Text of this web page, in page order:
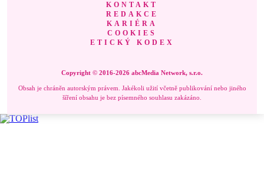
KONTAKT
REDAKCE
KARIÉRA
COOKIES
ETICKÝ KODEX
Copyright © 2016-2026 abcMedia Network, s.r.o.
Obsah je chráněn autorským právem. Jakékoli užití včetně publikování nebo jiného
šíření obsahu je bez písemného souhlasu zakázáno.